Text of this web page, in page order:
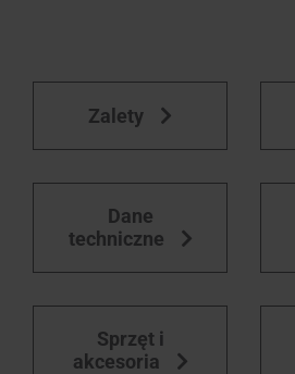
Znajdź
Zalety
Dane
techniczne
Sprzęt i
akcesoria